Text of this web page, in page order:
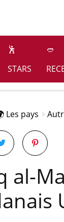
🕺
STARS
🥙
Les pays
al-